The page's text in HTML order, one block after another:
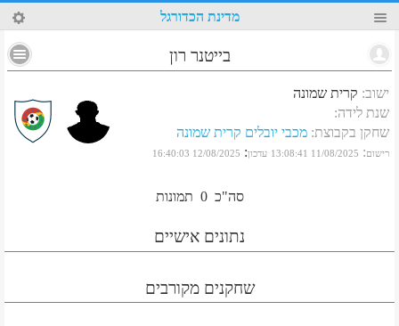
95 מדינת הכדורגל
בייטנר רון
ישוב: קרית שמונה
שנת לידה:
שחקן בקבוצת: מכבי יובלים קרית שמונה
רישום:
11/08/2025 13:08:41 עדכון:
12/08/2025 16:40:03
סה"כ 0 תמונות
נתונים אישיים
שחקנים מקורבים